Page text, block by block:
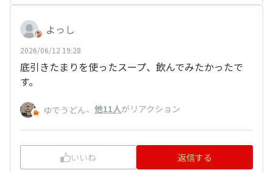
よっし
2026/06/12 19:28
底引きたまりを使ったスープ、飲んでみたかったで
す。
ゆでうどん、 他11人がリアクション
いいね 返信する